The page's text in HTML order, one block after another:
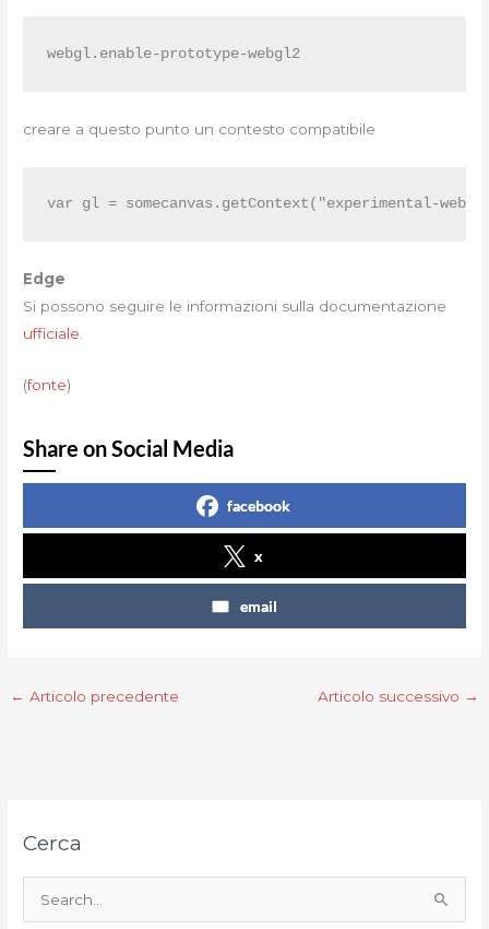
webgl.enable-prototype-webgl2
creare a questo punto un contesto compatibile
var gl = somecanvas.getContext("experimental-
Edge
Si possono seguire le informazioni sulla documentazione
ufficiale.
(fonte)
Share on Social Media
facebook
x
email
← Articolo precedente Articolo successivo →
Cerca